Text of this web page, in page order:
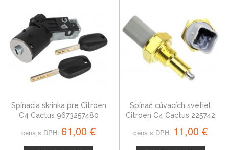
Spínacia skrinka pre Citroen
C4 Cactus 9673257480
cena s DPH: 61,00 €
Spínač cúvacích svetiel
Citroen C4 Cactus 225742
cena s DPH: 11,00 €